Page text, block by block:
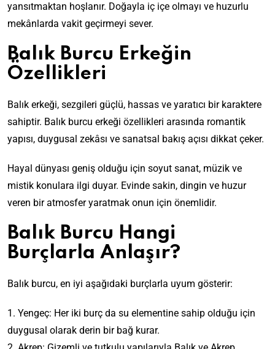
yansıtmaktan hoşlanır. Doğayla iç içe olmayı ve huzurlu
mekânlarda vakit geçirmeyi sever.
Balık Burcu Erkeğin
Özellikleri
Balık erkeği, sezgileri güçlü, hassas ve yaratıcı bir karaktere
sahiptir. Balık burcu erkeği özellikleri arasında romantik
yapısı, duygusal zekâsı ve sanatsal bakış açısı dikkat çeker.
Hayal dünyası geniş olduğu için soyut sanat, müzik ve
mistik konulara ilgi duyar. Evinde sakin, dingin ve huzur
veren bir atmosfer yaratmak onun için önemlidir.
Balık Burcu Hangi
Burçlarla Anlaşır?
Balık burcu, en iyi aşağıdaki burçlarla uyum gösterir:
1. Yengeç: Her iki burç da su elementine sahip olduğu için
duygusal olarak derin bir bağ kurar.